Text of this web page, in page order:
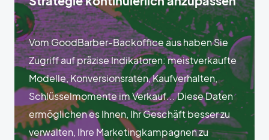
Vom GoodBarber-Backoffice aus haben Sie
Zugriff auf präzise Indikatoren: meistverkaufte
Modelle, Konversionsraten, Kaufverhalten,
Schlüsselmomente im Verkauf... Diese Daten
ermöglichen es Ihnen, Ihr Geschäft besser zu
verwalten, Ihre Marketingkampagnen zu